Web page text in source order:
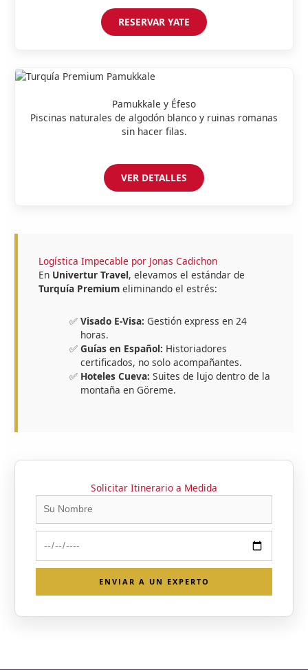
RESERVAR YATE
Pamukkale y Éfeso
Piscinas naturales de algodón blanco y ruinas romanas
sin hacer filas.
VER DETALLES
Logística Impecable por Jonas Cadichon
En Univertur Travel, elevamos el estándar de
Turquía Premium eliminando el estrés:
Visado E-Visa: Gestión express en 24
horas.
Guías en Español: Historiadores
certificados, no solo acompañantes.
Hoteles Cueva: Suites de lujo dentro de la
montaña en Göreme.
Solicitar Itinerario a Medida
ENVIAR A UN EXPERTO